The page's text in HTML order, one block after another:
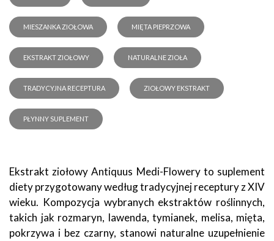
MIESZANKA ZIOŁOWA MIĘTA PIEPRZOWA
EKSTRAKT ZIOŁOWY NATURALNE ZIOŁA
TRADYCYJNA RECEPTURA ZIOŁOWY EKSTRAKT
PŁYNNY SUPLEMENT
Ekstrakt ziołowy Antiquus Medi-Flowery to suplement
diety przygotowany według tradycyjnej receptury z XIV
wieku. Kompozycja wybranych ekstraktów roślinnych,
takich jak rozmaryn, lawenda, tymianek, melisa, mięta,
pokrzywa i bez czarny, stanowi naturalne uzupełnienie